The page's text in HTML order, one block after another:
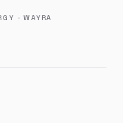
· WAYRA